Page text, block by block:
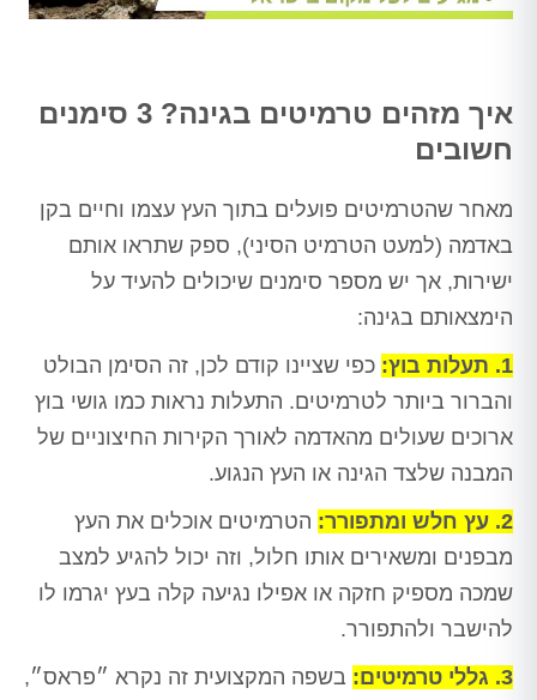
איך מזהים טרמיטים בגינה? 3 סימנים
חשובים
מאחר שהטרמיטים פועלים בתוך העץ עצמו וחיים בקן
באדמה (למעט הטרמיט הסיני), ספק שתראו אותם
ישירות, אך יש מספר סימנים שיכולים להעיד על
הימצאותם בגינה:
1. תעלות בוץ:
כפי שציינו קודם לכן, זה הסימן הבולט
והברור ביותר לטרמיטים. התעלות נראות כמו גושי בוץ
ארוכים שעולים מהאדמה לאורך הקירות החיצוניים של
המבנה שלצד הגינה או העץ הנגוע.
2. עץ חלש ומתפורר:
הטרמיטים אוכלים את העץ
מבפנים ומשאירים אותו חלול, וזה יכול להגיע למצב
שמכה מספיק חזקה או אפילו נגיעה קלה בעץ יגרמו לו
להישבר ולהתפורר.
3. גללי טרמיטים:
בשפה המקצועית זה נקרא ״פראס״,